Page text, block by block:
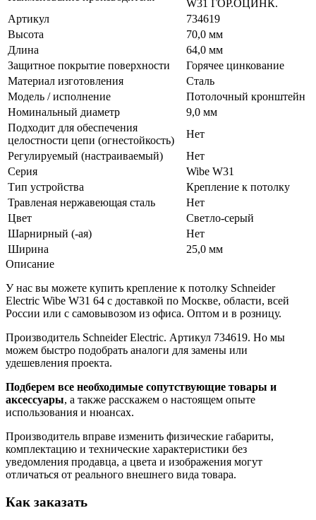
W31 ГОР.ОЦИНК.
Артикул
734619
Высота
70,0 мм
Длина
64,0 мм
Защитное покрытие поверхности
Горячее цинкование
Материал изготовления
Сталь
Модель / исполнение
Потолочный кронштейн
Номинальный диаметр
9,0 мм
Подходит для обеспечения
целостности цепи (огнестойкость)
Нет
Регулируемый (настраиваемый)
Нет
Серия
Wibe W31
Тип устройства
Крепление к потолку
Травленая нержавеющая сталь
Нет
Цвет
Светло-серый
Шарнирный (-ая)
Нет
Ширина
25,0 мм
Описание
У нас вы можете купить крепление к потолку Schneider
Electric Wibe W31 64 с доставкой по Москве, области, всей
России или с самовывозом из офиса. Оптом и в розницу.
Производитель Schneider Electric. Артикул 734619. Но мы
можем быстро подобрать аналоги для замены или
удешевления проекта.
Подберем все необходимые сопутствующие товары и
аксессуары, а также расскажем о настоящем опыте
использования и нюансах.
Производитель вправе изменить физические габариты,
комплектацию и технические характеристики без
уведомления продавца, а цвета и изображения могут
отличаться от реального внешнего вида товара.
Как заказать